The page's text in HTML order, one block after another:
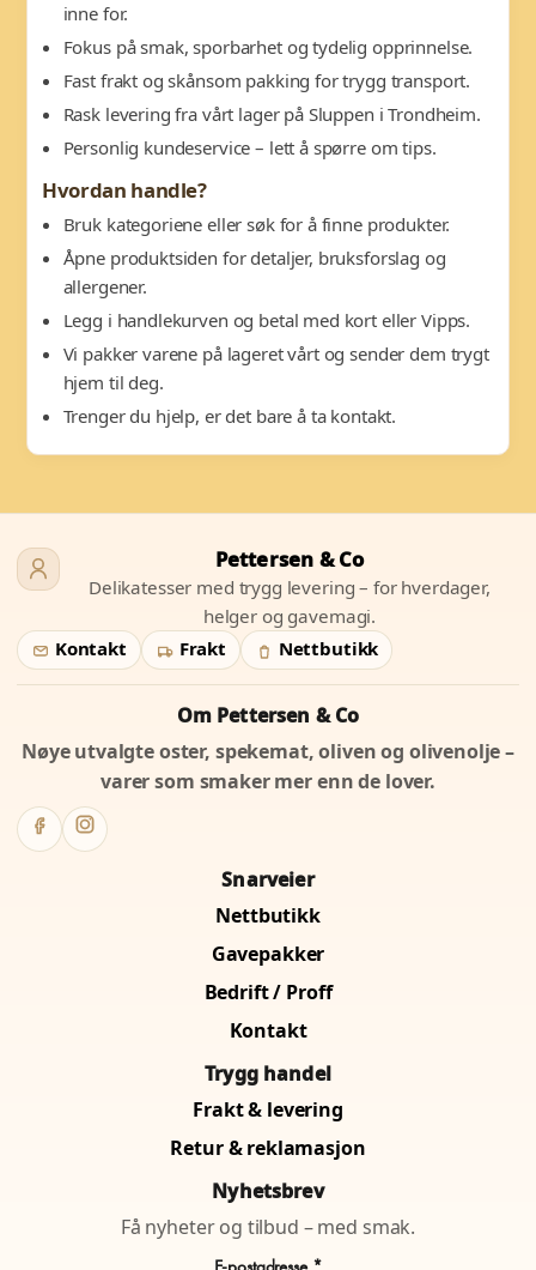
inne for.
Fokus på smak, sporbarhet og tydelig opprinnelse.
Fast frakt og skånsom pakking for trygg transport.
Rask levering fra vårt lager på Sluppen i Trondheim.
Personlig kundeservice – lett å spørre om tips.
Hvordan handle?
Bruk kategoriene eller søk for å finne produkter.
Åpne produktsiden for detaljer, bruksforslag og
allergener.
Legg i handlekurven og betal med kort eller Vipps.
Vi pakker varene på lageret vårt og sender dem trygt
hjem til deg.
Trenger du hjelp, er det bare å ta kontakt.
Pettersen & Co
Delikatesser med trygg levering – for hverdager,
helger og gavemagi.
Kontakt
Frakt Nettbutikk
Om Pettersen & Co
Nøye utvalgte oster, spekemat, oliven og olivenolje –
varer som smaker mer enn de lover.
Snarveier
Nettbutikk
Gavepakker
Bedrift / Proff
Kontakt
Trygg handel
Frakt & levering
Retur & reklamasjon
Nyhetsbrev
Få nyheter og tilbud – med smak.